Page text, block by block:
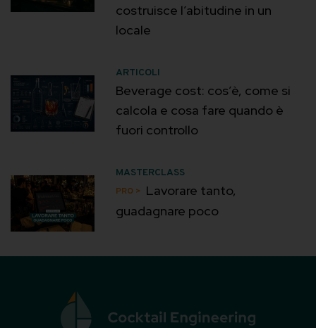
costruisce l’abitudine in un
locale
ARTICOLI
Beverage cost: cos’è, come si
calcola e cosa fare quando è
fuori controllo
MASTERCLASS
Lavorare tanto,
guadagnare poco